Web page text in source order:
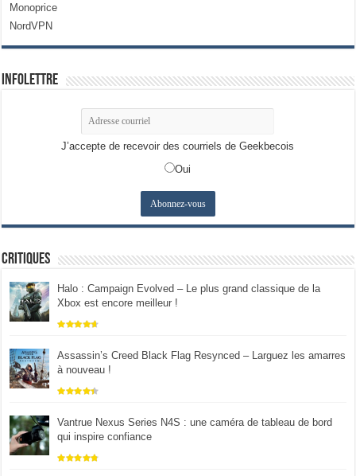
Monoprice
NordVPN
Infolettre
J’accepte de recevoir des courriels de Geekbecois
Oui
Critiques
Halo : Campaign Evolved – Le plus grand classique de la
Xbox est encore meilleur !
Assassin’s Creed Black Flag Resynced – Larguez les amarres
à nouveau !
Vantrue Nexus Series N4S : une caméra de tableau de bord
qui inspire confiance